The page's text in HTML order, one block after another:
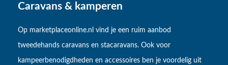
Caravans & kamperen
Op marketplaceonline.nl vind je een ruim aanbod
tweedehands caravans en stacaravans. Ook voor
kampeerbenodigdheden en accessoires ben je voordelig uit